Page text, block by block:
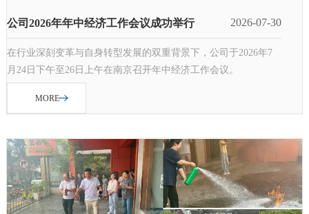
2026-07-30
公司2026年年中经济工作会议成功举行
在行业深刻变革与自身转型发展的双重背景下，公司于2026年7
月24日下午至26日上午在南京召开年中经济工作会议。
MORE